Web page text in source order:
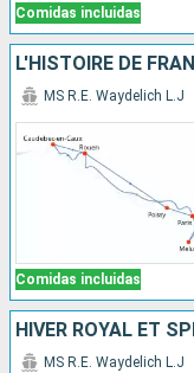
Comidas incluidas
Comidas incluidas
MS R.E. Waydelich L.J
MS R.E. Waydelich L.J